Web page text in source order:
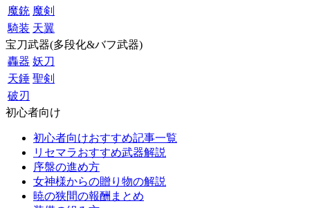
魔銃 魔剣
騎装 天翼
宝刀武器(多段化&バフ武器)
轟器 妖刀
天錘 聖剣
破刃
初心者向け
初心者向けおすすめ記事一覧
リセマラおすすめ武器解説
序盤の進め方
女神様からの贈り物の解説
暁の狭間の報酬まとめ